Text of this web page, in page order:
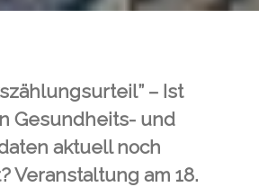
– Ist
Gesundheits- und
aktuell noch
Veranstaltung am 18.